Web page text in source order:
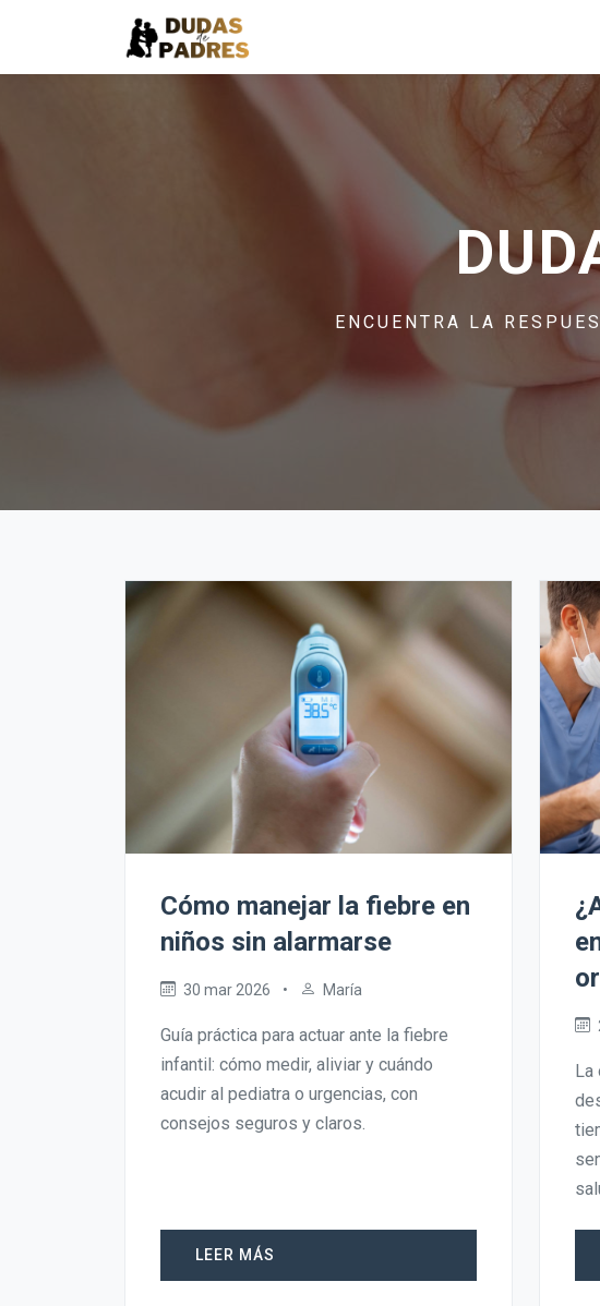
ENCUENTRA LA
Cómo manejar la fiebre en
niños sin alarmarse
30 mar 2026 • María
Guía práctica para actuar ante la fiebre
infantil: cómo medir, aliviar y cuándo
acudir al pediatra o urgencias, con
consejos seguros y claros.
LEER MÁS
La